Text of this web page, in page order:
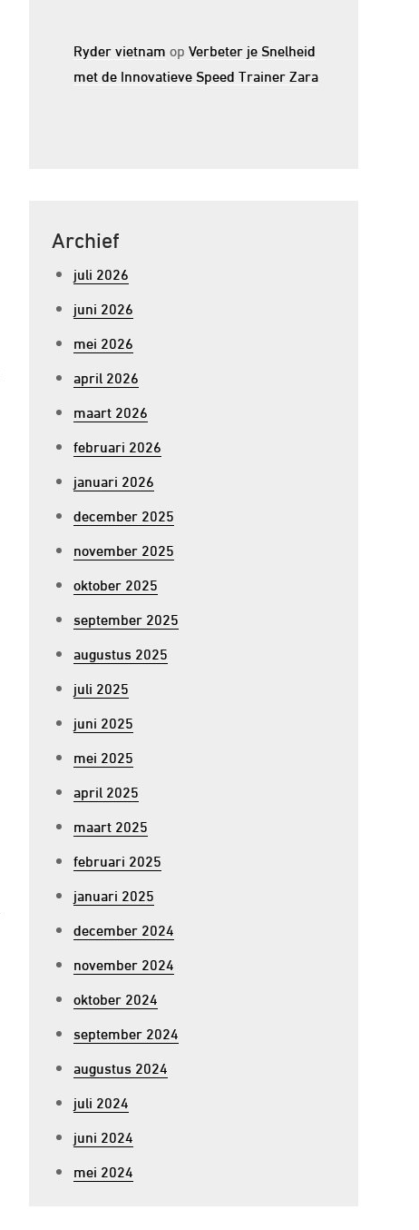
Ryder vietnam op Verbeter je Snelheid
met de Innovatieve Speed Trainer Zara
Archief
juli 2026
juni 2026
mei 2026
april 2026
maart 2026
februari 2026
januari 2026
december 2025
november 2025
oktober 2025
september 2025
augustus 2025
juli 2025
juni 2025
mei 2025
april 2025
maart 2025
februari 2025
januari 2025
december 2024
november 2024
oktober 2024
september 2024
augustus 2024
juli 2024
juni 2024
mei 2024